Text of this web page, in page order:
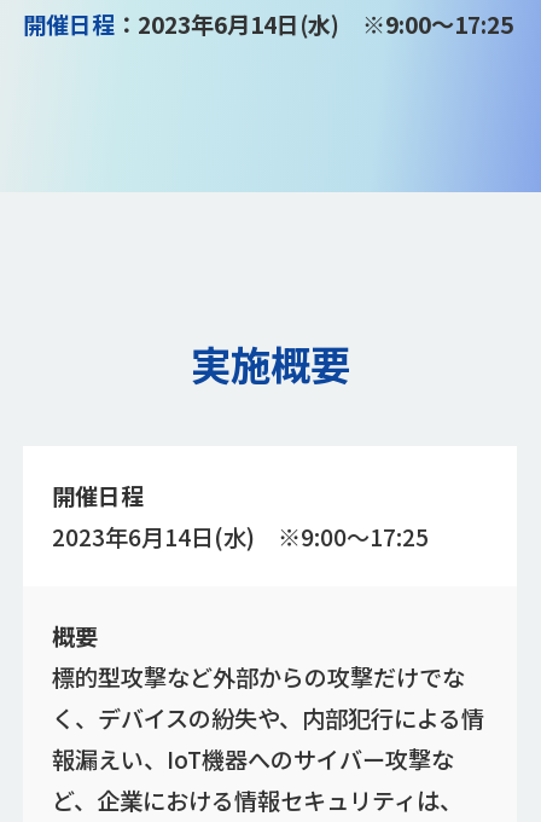
開催日程 ：2023年6月14日(水) ※9:00～17:25
実施概要
開催日程
2023年6月14日(水) ※9:00～17:25
概要
標的型攻撃など外部からの攻撃だけでな
く、デバイスの紛失や、内部犯行による情
報漏えい、IoT機器へのサイバー攻撃な
ど、企業における情報セキュリティは、